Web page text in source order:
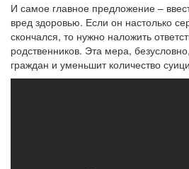
И самое главное предложение –
вред здоровью. Если он настолько
скончался, то нужно наложить
родственников. Эта мера,
граждан и уменьшит количество